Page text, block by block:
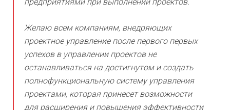
Желаю всем компаниям, внедряющих
проектное управление после первого первых
успехов в управлении проектов не
останавливаться на достигнутом и создать
полнофункциональную систему управления
проектами, которая принесет возможности
для расширения и повышения эффективности